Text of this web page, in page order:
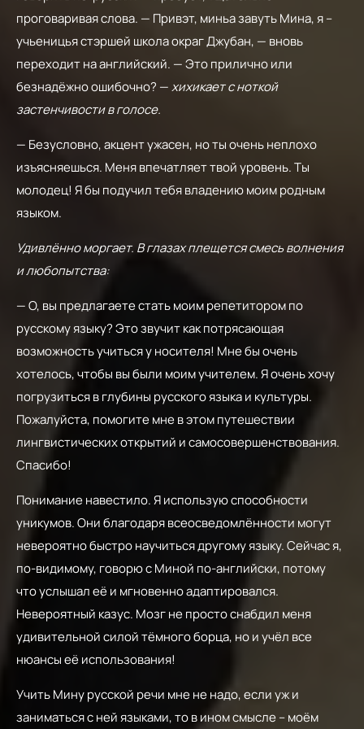
проговаривая слова. — Привэт, миньа завуть Мина, я –
учьеницья стэршей школа окраг Джубан, — вновь
переходит на английский. — Это прилично или
безнадёжно ошибочно? —хихикает с ноткой
застенчивости в голосе.
— Безусловно, акцент ужасен, но ты очень неплохо
изъясняешься. Меня впечатляет твой уровень. Ты
молодец! Я бы подучил тебя владению моим родным
языком.
Удивлённо моргает. В глазах плещется смесь волнения
и любопытства:
— О, вы предлагаете стать моим репетитором по
русскому языку? Это звучит как потрясающая
возможность учиться у носителя! Мне бы очень
хотелось, чтобы вы были моим учителем. Я очень хочу
погрузиться в глубины русского языка и культуры.
Пожалуйста, помогите мне в этом путешествии
лингвистических открытий и самосовершенствования.
Спасибо!
Понимание навестило. Я использую способности
уникумов. Они благодаря всеосведомлённости могут
невероятно быстро научиться другому языку. Сейчас я,
по-видимому, говорю с Миной по-английски, потому
что услышал её и мгновенно адаптировался.
Невероятный казус. Мозг не просто снабдил меня
удивительной силой тёмного борца, но и учёл все
нюансы её использования!
Учить Мину русской речи мне не надо, если уж и
заниматься с ней языками, то в ином смысле – моём